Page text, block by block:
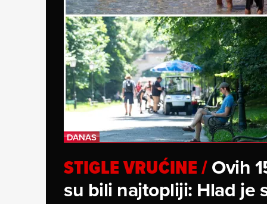
STIGLE VRUĆINE/Ovih
su bili najtopliji: Hlad je